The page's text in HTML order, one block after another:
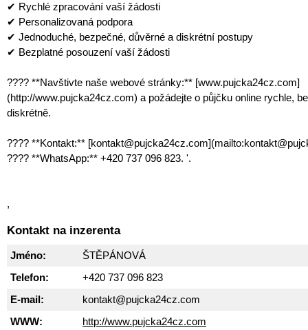
✔ Rychlé zpracování vaší žádosti
✔ Personalizovaná podpora
✔ Jednoduché, bezpečné, důvěrné a diskrétní postupy
✔ Bezplatné posouzení vaší žádosti
???? **Navštivte naše webové stránky:** [www.pujcka24cz.com]
(http://www.pujcka24cz.com) a požádejte o půjčku online rychle,
diskrétně.
???? **Kontakt:**
???? **WhatsApp:** +420 737 096 823. '.
,
Kontakt na inzerenta
Jméno:
ŠTĚPÁNOVÁ
Telefon:
+420 737 096 823
E-mail:
kontakt@pujcka24cz.com
WWW:
http://www.pujcka24cz.com